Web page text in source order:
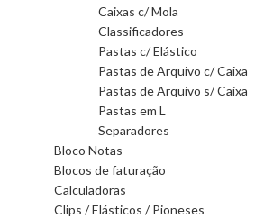
Caixas c/ Mola
Classificadores
Pastas c/ Elástico
Pastas de Arquivo c/ Caixa
Pastas de Arquivo s/ Caixa
Pastas em L
Separadores
Bloco Notas
Blocos de faturação
Calculadoras
Clips / Elásticos / Pioneses